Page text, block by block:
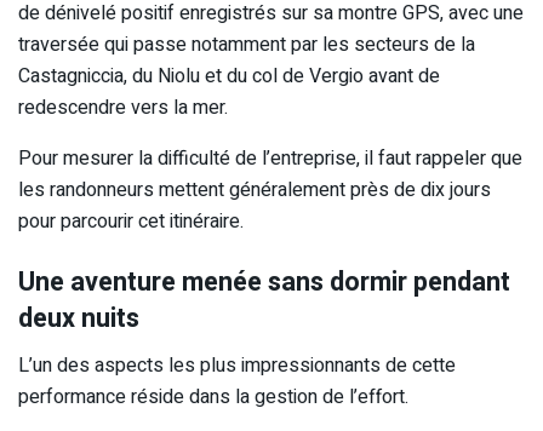
de dénivelé positif enregistrés sur sa montre GPS, avec une
traversée qui passe notamment par les secteurs de la
Castagniccia, du Niolu et du col de Vergio avant de
redescendre vers la mer.
Pour mesurer la difficulté de l’entreprise, il faut rappeler que
les randonneurs mettent généralement près de dix jours
pour parcourir cet itinéraire.
Une aventure menée sans dormir pendant
deux nuits
L’un des aspects les plus impressionnants de cette
performance réside dans la gestion de l’effort.